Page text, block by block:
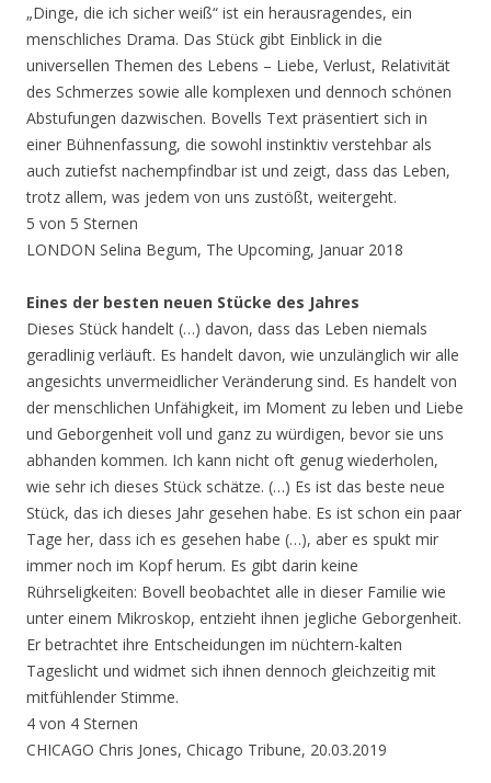
„Dinge, die ich sicher weiß“ ist ein herausragendes, ein
menschliches Drama. Das Stück gibt Einblick in die
universellen Themen des Lebens – Liebe, Verlust, Relativität
des Schmerzes sowie alle komplexen und dennoch schönen
Abstufungen dazwischen. Bovells Text präsentiert sich in
einer Bühnenfassung, die sowohl instinktiv verstehbar als
auch zutiefst nachempfindbar ist und zeigt, dass das Leben,
trotz allem, was jedem von uns zustößt, weitergeht.
5 von 5 Sternen
LONDON Selina Begum, The Upcoming, Januar 2018
Eines der besten neuen Stücke des Jahres
Dieses Stück handelt (…) davon, dass das Leben niemals
geradlinig verläuft. Es handelt davon, wie unzulänglich wir alle
angesichts unvermeidlicher Veränderung sind. Es handelt von
der menschlichen Unfähigkeit, im Moment zu leben und Liebe
und Geborgenheit voll und ganz zu würdigen, bevor sie uns
abhanden kommen. Ich kann nicht oft genug wiederholen,
wie sehr ich dieses Stück schätze. (…) Es ist das beste neue
Stück, das ich dieses Jahr gesehen habe. Es ist schon ein paar
Tage her, dass ich es gesehen habe (…), aber es spukt mir
immer noch im Kopf herum. Es gibt darin keine
Rührseligkeiten: Bovell beobachtet alle in dieser Familie wie
unter einem Mikroskop, entzieht ihnen jegliche Geborgenheit.
Er betrachtet ihre Entscheidungen im nüchtern-kalten
Tageslicht und widmet sich ihnen dennoch gleichzeitig mit
mitfühlender Stimme.
4 von 4 Sternen
CHICAGO Chris Jones, Chicago Tribune, 20.03.2019